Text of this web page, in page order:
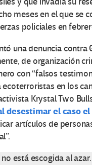
meses en el que se
policiales en
una denuncia contra
de organización
con “falsos
ecoterroristas en los
Krystal Two
desestimar el caso
artículos de
está escogida al